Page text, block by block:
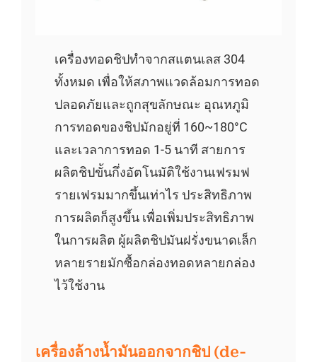
เครื่องทอดชิปทำจากสแตนเลส 304
ทั้งหมด เพื่อให้สภาพแวดล้อมการทอด
ปลอดภัยและถูกสุขลักษณะ อุณหภูมิ
การทอดของชิปมักอยู่ที่ 160~180°C
และเวลาการทอด 1-5 นาที สายการ
ผลิตชิปขั้นกึ่งอัตโนมัติใช้งานเฟรมฟ
รายเฟรมมากขึ้นเท่าไร ประสิทธิภาพ
การผลิตก็สูงขึ้น เพื่อเพิ่มประสิทธิภาพ
ในการผลิต ผู้ผลิตชิปมันฝรั่งขนาดเล็ก
หลายรายมักซื้อกล่องทอดหลายกล่อง
ไว้ใช้งาน
เครื่องล้างน้ำมันออกจากชิป (de-